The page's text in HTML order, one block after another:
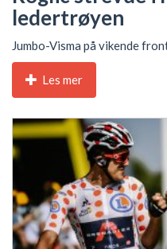
ledertrøyen
Jumbo-Visma på vikende
Les mer